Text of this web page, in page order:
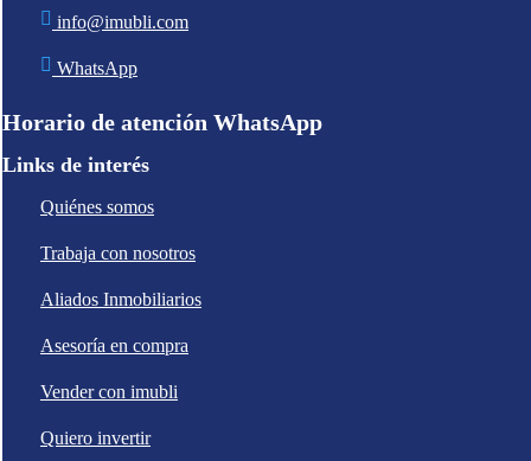
info@imubli.com
WhatsApp
Horario de atención WhatsApp
Links de interés
Quiénes somos
Trabaja con nosotros
Aliados Inmobiliarios
Asesoría en compra
Vender con imubli
Quiero invertir